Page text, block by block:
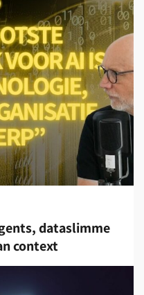
dataslimme
context